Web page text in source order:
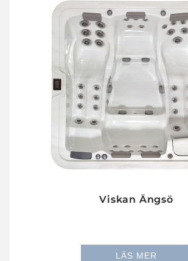
Viskan Ängsö
LÄS MER